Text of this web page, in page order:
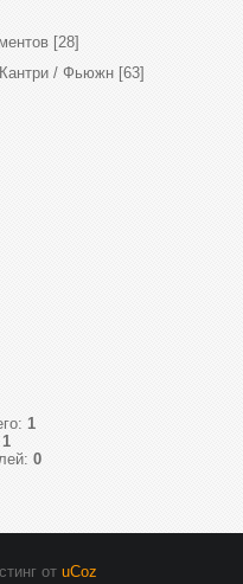
[28]
/ Фьюжн [63]
1
1
0
от uCoz